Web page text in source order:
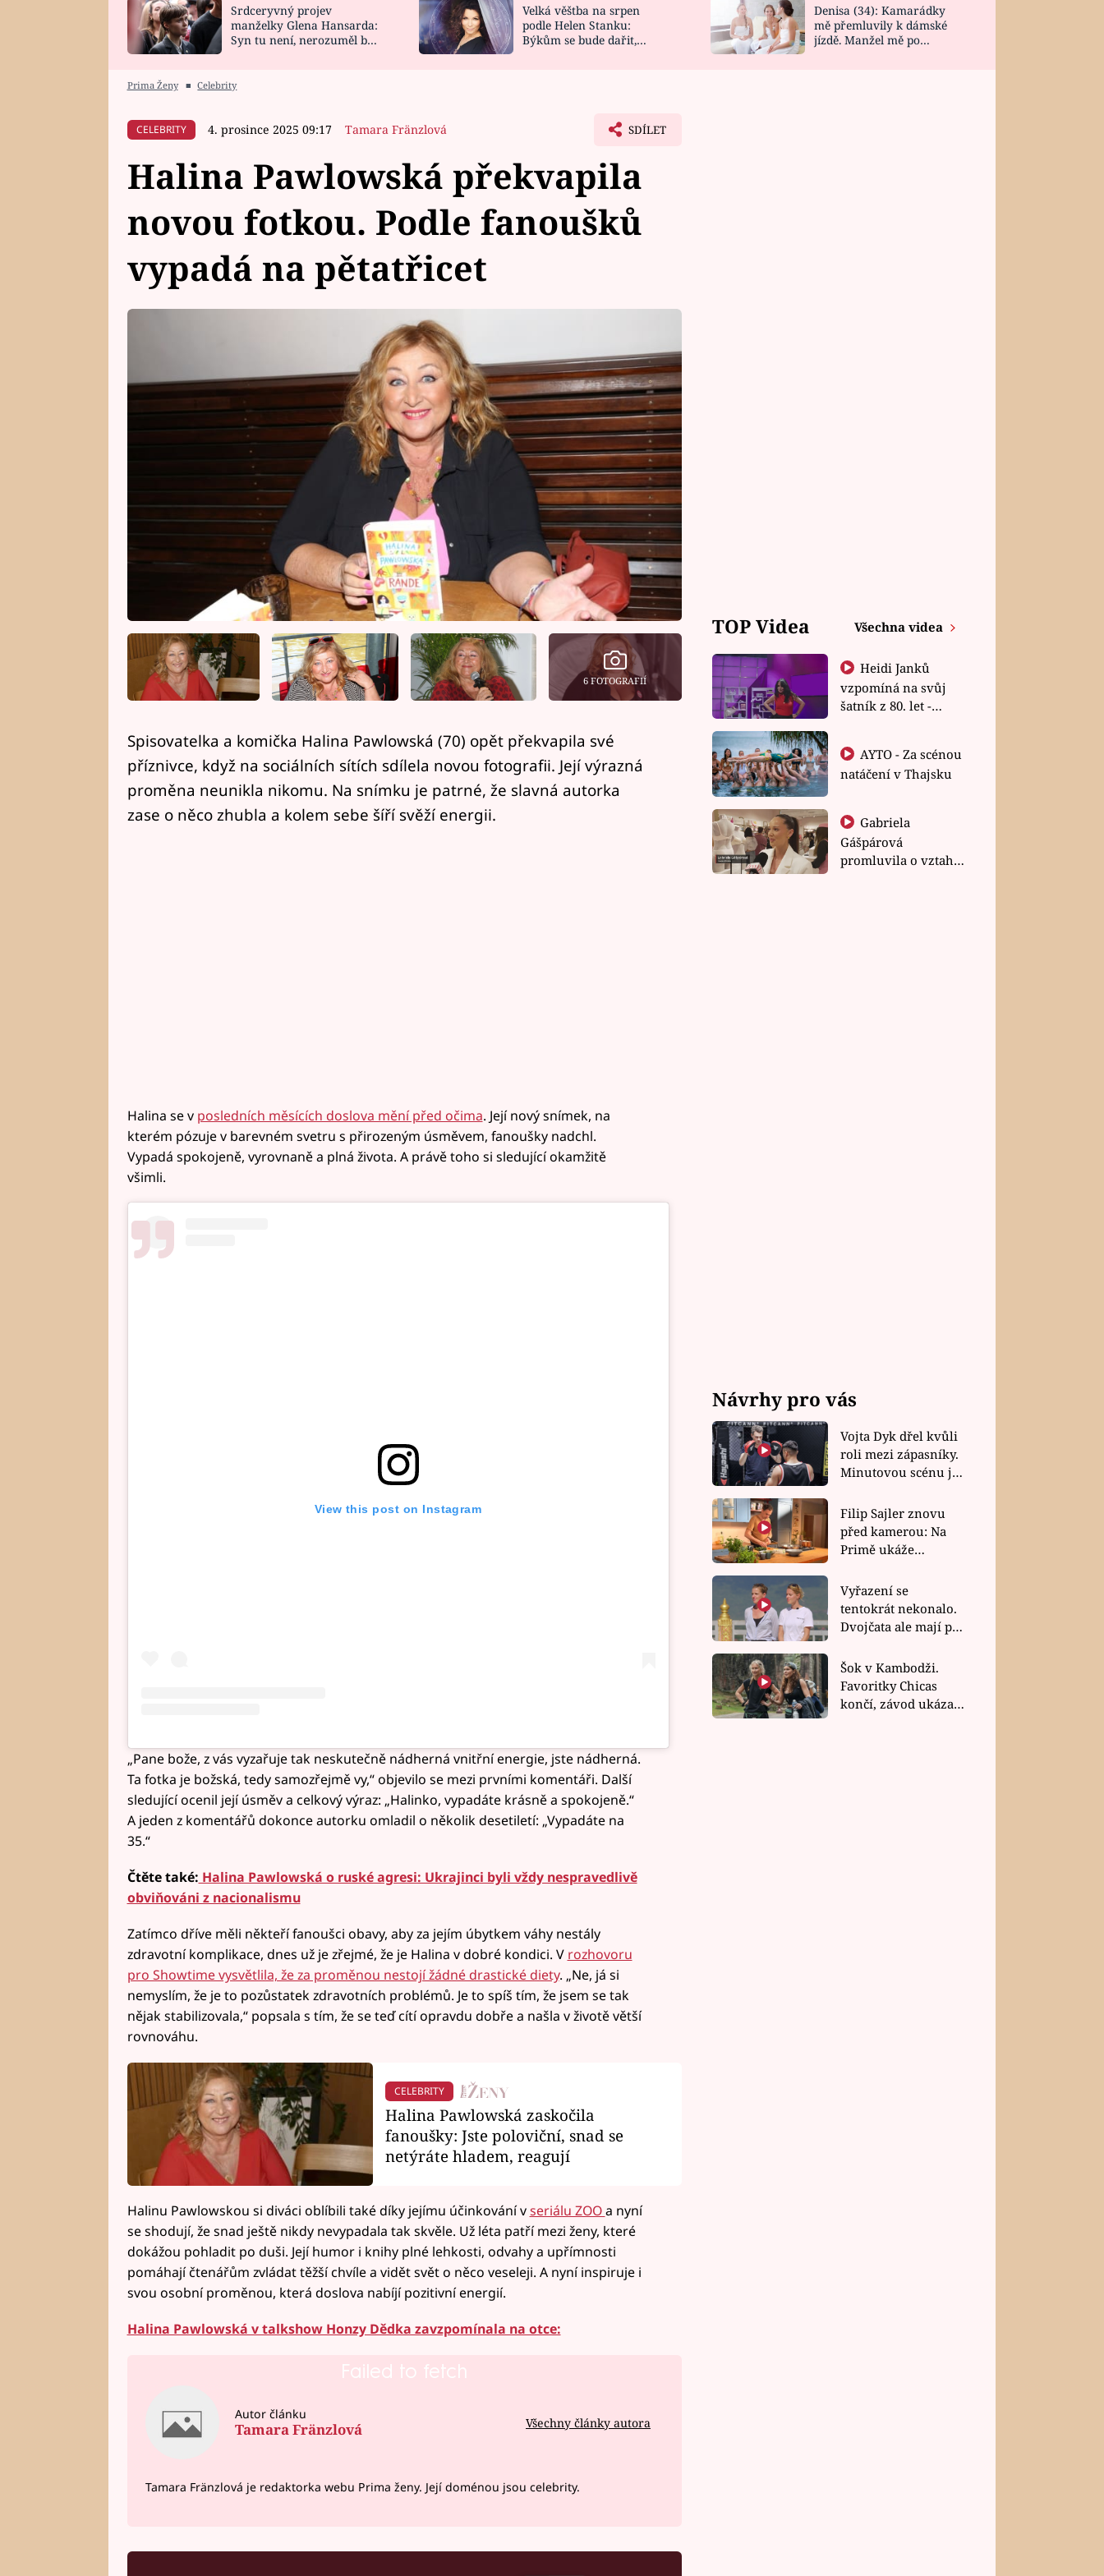
HOROSKOP NA
CELEBRITY
VAŘENÍ
NOVINKY
VIDEORECEPTY
DESIGN
Srdceryvný projev
manželky Glena Hansarda:
Syn tu není, nerozuměl by
Velká věštba na srpen
podle Helen Stanku:
Býkům se bude dařit,
Denisa (34): Kamarádky
mě přemluvily k dámské
jízdě. Manžel mě po
Prima Ženy ■ Celebrity
CELEBRITY 4. prosince 2025 09:17 Tamara Fränzlová SDÍLET
Halina Pawlowská překvapila
novou fotkou. Podle fanoušků
vypadá na pětatřicet
6 FOTOGRAFIÍ
Spisovatelka a komička Halina Pawlowská (70) opět překvapila své
příznivce, když na sociálních sítích sdílela novou fotografii. Její výrazná
proměna neunikla nikomu. Na snímku je patrné, že slavná autorka
zase o něco zhubla a kolem sebe šíří svěží energii.
Halina se v posledních měsících doslova mění před očima. Její nový snímek, na
kterém pózuje v barevném svetru s přirozeným úsměvem, fanoušky nadchl.
Vypadá spokojeně, vyrovnaně a plná života. A právě toho si sledující okamžitě
všimli.
View this post on Instagram
„Pane bože, z vás vyzařuje tak neskutečně nádherná vnitřní energie, jste nádherná.
Ta fotka je božská, tedy samozřejmě vy,“ objevilo se mezi prvními komentáři. Další
sledující ocenil její úsměv a celkový výraz: „Halinko, vypadáte krásně a spokojeně.“
A jeden z komentářů dokonce autorku omladil o několik desetiletí: „Vypadáte na
35.“
Čtěte také: Halina Pawlowská o ruské agresi: Ukrajinci byli vždy nespravedlivě
obviňováni z nacionalismu
Zatímco dříve měli někteří fanoušci obavy, aby za jejím úbytkem váhy nestály
zdravotní komplikace, dnes už je zřejmé, že je Halina v dobré kondici. V rozhovoru
pro Showtime vysvětlila, že za proměnou nestojí žádné drastické diety. „Ne, já si
nemyslím, že je to pozůstatek zdravotních problémů. Je to spíš tím, že jsem se tak
nějak stabilizovala,“ popsala s tím, že se teď cítí opravdu dobře a našla v životě větší
rovnováhu.
CELEBRITY
Halina Pawlowská zaskočila
fanoušky: Jste poloviční, snad se
netýráte hladem, reagují
Halinu Pawlowskou si diváci oblíbili také díky jejímu účinkování vseriálu ZOOa nyní
se shodují, že snad ještě nikdy nevypadala tak skvěle. Už léta patří mezi ženy, které
dokážou pohladit po duši. Její humor i knihy plné lehkosti, odvahy a upřímnosti
pomáhají čtenářům zvládat těžší chvíle a vidět svět o něco veseleji. A nyní inspiruje i
svou osobní proměnou, která doslova nabíjí pozitivní energií.
Halina Pawlowská v talkshow Honzy Dědka zavzpomínala na otce:
Failed to fetch
Autor článku
Tamara Fränzlová Všechny články autora
Tamara Fränzlová je redaktorka webu Prima ženy. Její doménou jsou celebrity.
TOP Videa Všechna videa
Heidi Janků
vzpomíná na svůj
šatník z 80. let -
natáčení v Thajsku
Gabriela
Gášpárová
promluvila o vztahu
Návrhy pro vás
Vojta Dyk dřel kvůli
roli mezi zápasníky.
Minutovou scénu jel
Filip Sajler znovu
před kamerou: Na
Primě ukáže
rychlé recepty
Vyřazení se
tentokrát nekonalo.
Dvojčata ale mají po
závodu nůž na krku
Šok v Kambodži.
Favoritky Chicas
končí, závod ukázal